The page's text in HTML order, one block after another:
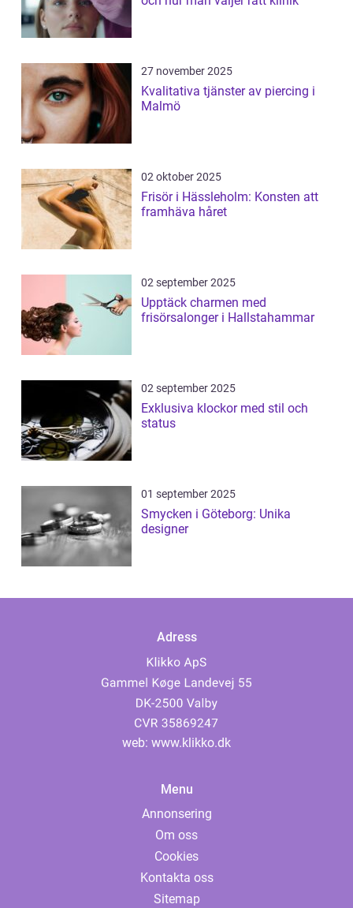
27 november 2025
Kvalitativa tjänster av piercing i
Malmö
02 oktober 2025
Frisör i Hässleholm: Konsten att
framhäva håret
02 september 2025
Upptäck charmen med
frisörsalonger i Hallstahammar
02 september 2025
Exklusiva klockor med stil och
status
01 september 2025
Smycken i Göteborg: Unika
designer
Adress
web: www.klikko.dk
Menu
Annonsering
Om oss
Cookies
Kontakta oss
Sitemap